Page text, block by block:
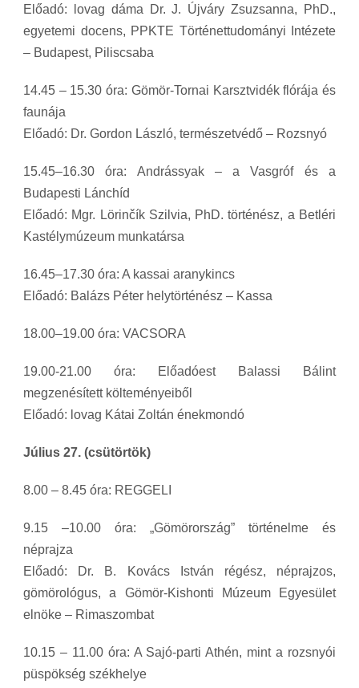
Előadó: lovag dáma Dr. J. Újváry Zsuzsanna, PhD.,
egyetemi docens, PPKTE Történettudományi Intézete
– Budapest, Piliscsaba
14.45 – 15.30 óra: Gömör-Tornai Karsztvidék flórája és
faunája
Előadó: Dr. Gordon László, természetvédő – Rozsnyó
15.45–16.30 óra: Andrássyak – a Vasgróf és a
Budapesti Lánchíd
Előadó: Mgr. Lörinčík Szilvia, PhD. történész, a Betléri
Kastélymúzeum munkatársa
16.45–17.30 óra: A kassai aranykincs
Előadó: Balázs Péter helytörténész – Kassa
18.00–19.00 óra: VACSORA
19.00-21.00 óra: Előadóest Balassi Bálint
megzenésített költeményeiből
Előadó: lovag Kátai Zoltán énekmondó
Július 27. (csütörtök)
8.00 – 8.45 óra: REGGELI
9.15 –10.00 óra: „Gömörország” történelme és
néprajza
Előadó: Dr. B. Kovács István régész, néprajzos,
gömörológus, a Gömör-Kishonti Múzeum Egyesület
elnöke – Rimaszombat
10.15 – 11.00 óra: A Sajó-parti Athén, mint a rozsnyói
püspökség székhelye